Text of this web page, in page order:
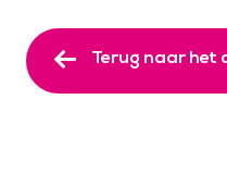
Terug naar het